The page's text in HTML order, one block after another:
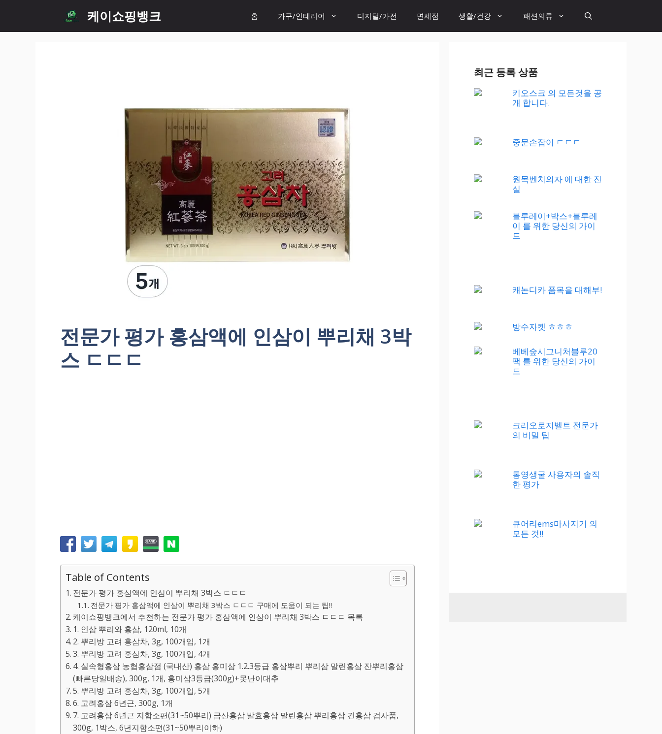
content
케이쇼핑뱅크 홈 가구/인테리어 디지털/가전 면세점 생활/건강 패션의류
전문가 평가 홍삼액에 인삼이 뿌리채 3박
스 ㄷㄷㄷ
Table of Contents
전문가 평가 홍삼액에 인삼이 뿌리채 3박스 ㄷㄷㄷ
전문가 평가 홍삼액에 인삼이 뿌리채 3박스 ㄷㄷㄷ 구매에 도움이 되는 팁!!
케이쇼핑뱅크에서 추천하는 전문가 평가 홍삼액에 인삼이 뿌리채 3박스 ㄷㄷㄷ 목록
1. 인삼 뿌리와 홍삼, 120ml, 10개
2. 뿌리방 고려 홍삼차, 3g, 100개입, 1개
3. 뿌리방 고려 홍삼차, 3g, 100개입, 4개
4. 실속형홍삼 농협홍삼점 (국내산) 홍삼 홍미삼 1.2.3등급 홍삼뿌리 뿌리삼 말린홍삼 잔뿌리홍삼
(빠른당일배송), 300g, 1개, 홍미삼3등급(300g)+못난이대추
5. 뿌리방 고려 홍삼차, 3g, 100개입, 5개
6. 고려홍삼 6년근, 300g, 1개
7. 고려홍삼 6년근 지함소편(31~50뿌리) 금산홍삼 발효홍삼 말린홍삼 뿌리홍삼 건홍삼 검사품,
300g, 1박스, 6년지함소편(31~50뿌리이하)
최근 등록 상품
키오스크 의 모든것을 공
개 합니다.
중문손잡이 ㄷㄷㄷ
원목벤치의자 에 대한 진
실
블루레이+박스+블루레
이 를 위한 당신의 가이
드
캐논디카 품목을 대해부!
방수자켓 ㅎㅎㅎ
베베숲시그니처블루20
팩 를 위한 당신의 가이
드
크리오로지벨트 전문가
의 비밀 팁
통영생굴 사용자의 솔직
한 평가
큐어리ems마사지기 의
모든 것!!